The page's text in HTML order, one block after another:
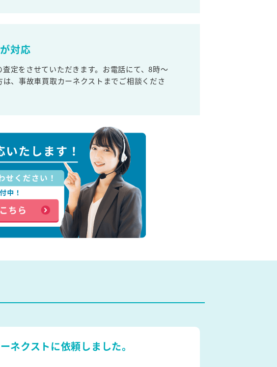
対応
定をさせていただきます。お電話にて、8時～
、事故車買取カーネクストまでご相談くださ
ネクストに依頼しました。